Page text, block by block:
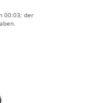
00:03; der